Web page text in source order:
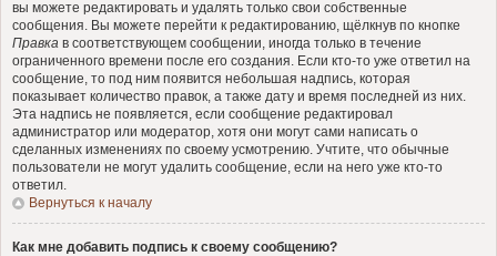
вы можете редактировать и удалять только свои собственные
сообщения. Вы можете перейти к редактированию, щёлкнув по кнопке
Правка в соответствующем сообщении, иногда только в течение
ограниченного времени после его создания. Если кто-то уже ответил на
сообщение, то под ним появится небольшая надпись, которая
показывает количество правок, а также дату и время последней из них.
Эта надпись не появляется, если сообщение редактировал
администратор или модератор, хотя они могут сами написать о
сделанных изменениях по своему усмотрению. Учтите, что обычные
пользователи не могут удалить сообщение, если на него уже кто-то
ответил.
Вернуться к началу
Как мне добавить подпись к своему сообщению?